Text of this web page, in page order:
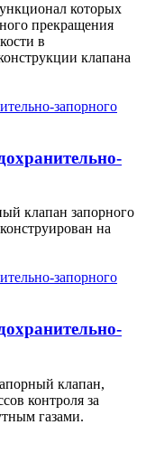
которых
прекращения
в
клапана
клапан запорного
на
клапан,
контроля за
газами.